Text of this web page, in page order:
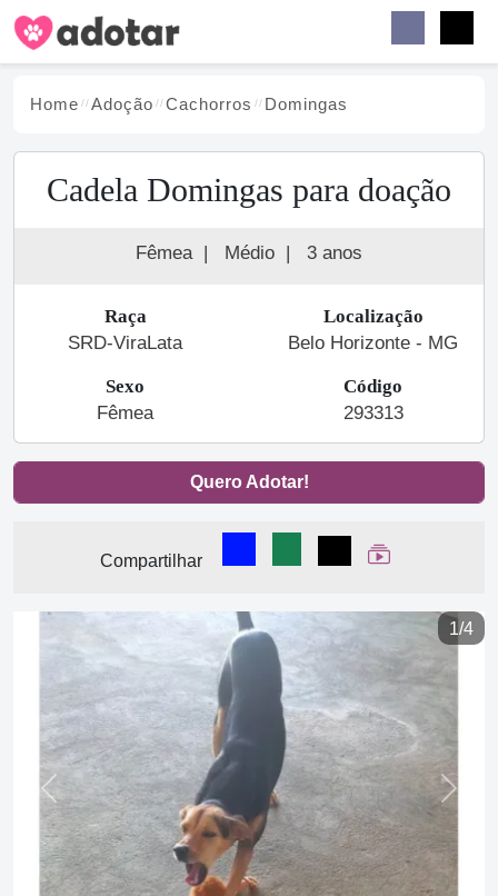
Home Adoção Cachorros Domingas
Cadela Domingas para doação
Fêmea | Médio | 3 anos
Raça
SRD-ViraLata
Localização
Belo Horizonte - MG
Sexo
Fêmea
Código
293313
Quero Adotar!
Compartilhar
Compartilhar no Facebook
Compartilhar no
Compartilhar
Ver Web Story
1/4
Previous Next